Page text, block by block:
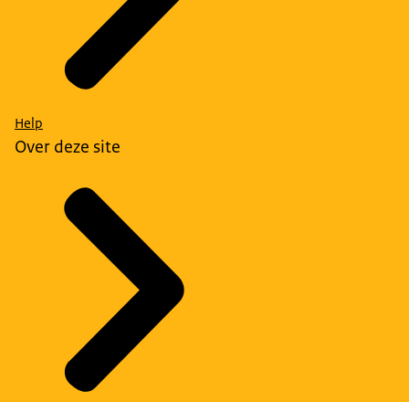
Help
Over deze site